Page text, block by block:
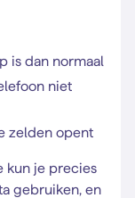
is dan normaal
niet
zelden opent
kun je precies
gebruiken, en